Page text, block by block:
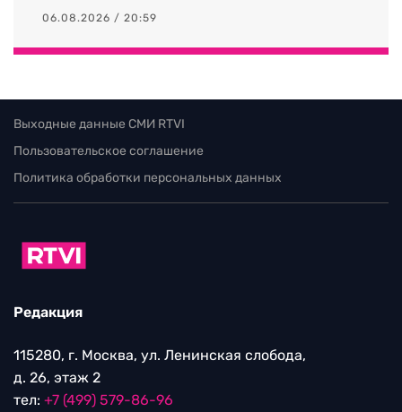
06.08.2026 / 20:59
Выходные данные СМИ RTVI
Пользовательское соглашение
Политика обработки персональных данных
Редакция
115280, г. Москва, ул. Ленинская слобода,
д. 26, этаж 2
тел: +7 (499) 579-86-96